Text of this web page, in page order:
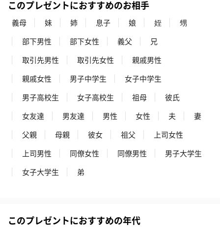
このプレゼントにおすすめのお相手
義母 妹 姉 息子 娘 姪
甥
部下男性
部下女性 義父
兄
取引先男性
取引先女性
親戚男性
親戚女性
男子中学生
女子中学生
男子高校生
女子高校生 祖母
彼氏
女友達
男友達 男性 女性 夫
妻
父親
母親 彼女 祖父
上司女性
上司男性
同僚女性 同僚男性
男子大学生
女子大学生
弟
このプレゼントにおすすめの年代